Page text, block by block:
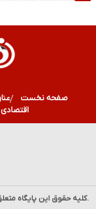
صفحه نخست
اقتصادی
.کلیه حقوق این پایگاه